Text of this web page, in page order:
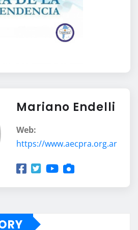
Mariano Endelli
Web:
https://www.aecpra.org.ar